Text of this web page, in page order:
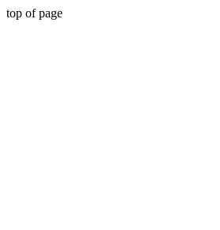
top of page